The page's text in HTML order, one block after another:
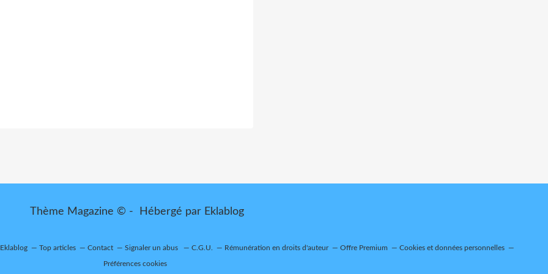
Thème Magazine © - Hébergé par Eklablog
Top articles Contact Signaler un abus C.G.U. Rémunération en droits d'auteur Offre Premium Cookies et données personnelles
Préférences cookies